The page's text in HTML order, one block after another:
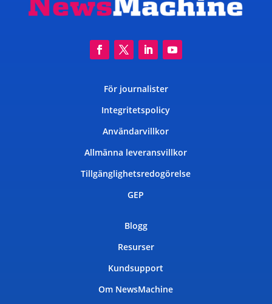
För journalister
Integritetspolicy
Användarvillkor
Allmänna leveransvillkor
Tillgänglighetsredogörelse
GEP
Blogg
Resurser
Kundsupport
Om NewsMachine